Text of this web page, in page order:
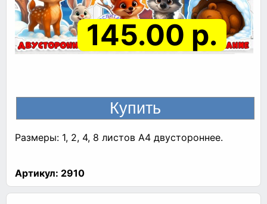
145.00 р.
Размеры: 1, 2, 4, 8 листов A4 двустороннее.
Артикул: 2910